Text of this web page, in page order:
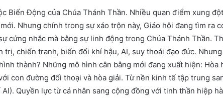
Biến Động của Chúa Thánh Thần. Nhiều quan điểm xung
Nhưng chính trong sự xáo trộn này, Giáo hội đang tìm ra
cứng nhắc mà bằng sự linh động trong Chúa Thánh Thần.
trị, chiến tranh, biến đổi khí hậu, AI, suy thoái đạo đức.
thành? Những mô hình cân bằng mới đang xuất hiện: Hòa
con đường đối thoại và hòa giải. Từ nền kinh tế tập trung
Quyền lực từ cá nhân sang cộng đồng với tinh thần hiệp